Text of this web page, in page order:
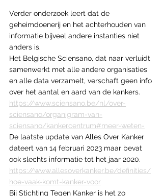
Verder onderzoek leert dat de
geheimdoenerij en het achterhouden van
informatie bijveel andere instanties niet
anders is.
Het Belgische Sciensano, dat naar verluidt
samenwerkt met alle andere organisaties
en alle data verzamelt, verschaft geen info
over het aantal en aard van de kankers.
https://www.sciensano.be/nl/over-
sciensano/organigram-van-
sciensano/kankercentrum#meer-weten-
De laatste update van Alles Over Kanker
dateert van 14 februari 2023 maar bevat
ook slechts informatie tot het jaar 2020.
https://www.allesoverkanker.be/definities/
hoe-vaak-komt-kanker-voor
Bij Stichting Tegen Kanker is het zo